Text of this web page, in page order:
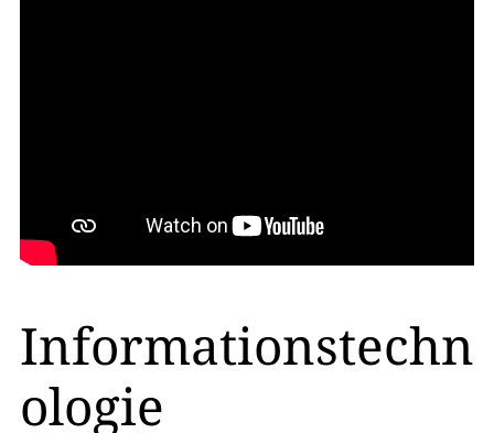
Informationstechn
ologie